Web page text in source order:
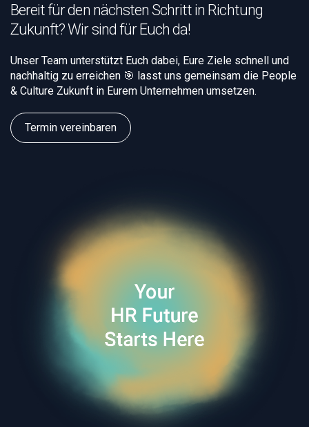
Bereit für den nächsten Schritt in Richtung
Zukunft? Wir sind für Euch da!
Unser Team unterstützt Euch dabei, Eure Ziele schnell und
nachhaltig zu erreichen 🎯 lasst uns gemeinsam die People
& Culture Zukunft in Eurem Unternehmen umsetzen.
Termin vereinbaren